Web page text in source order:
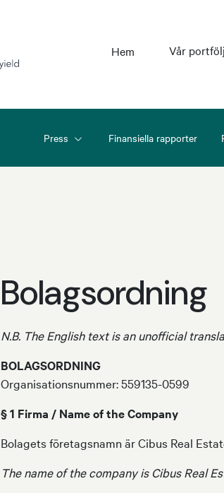
Hem Vår portfölj
Press Finansiella rapporter
Bolagsordning
N.B. The English text is an unofficial
BOLAGSORDNING
Organisationsnummer: 559135-0599
§ 1 Firma / Name of the Company
Bolagets företagsnamn är Cibus Real
The name of the company is Cibus Real